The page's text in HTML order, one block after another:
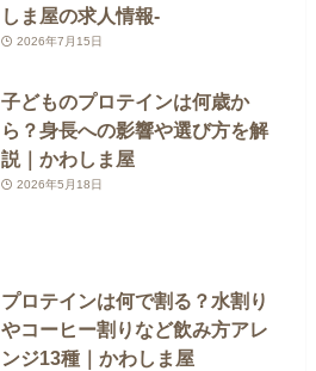
しま屋の求人情報-
2026年7月15日
子どものプロテインは何歳か
ら？身長への影響や選び方を解
説｜かわしま屋
2026年5月18日
プロテインは何で割る？水割り
やコーヒー割りなど飲み方アレ
ンジ13種｜かわしま屋